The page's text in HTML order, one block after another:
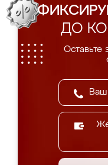
ДО
Оставьте